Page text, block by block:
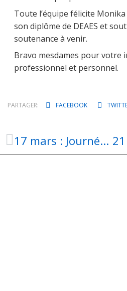
Toute l’équipe félicite
son diplôme de DEAES et
soutenance à venir.
Bravo mesdames pour votre
professionnel et personnel.
PARTAGER: FACEBOOK
17 mars : Journée nationale des aides à domicile